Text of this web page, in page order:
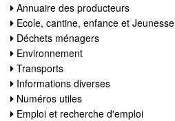
Annuaire des producteurs
Ecole, cantine, enfance et Jeunesse
Déchets ménagers
Environnement
Transports
Informations diverses
Numéros utiles
Emploi et recherche d'emploi